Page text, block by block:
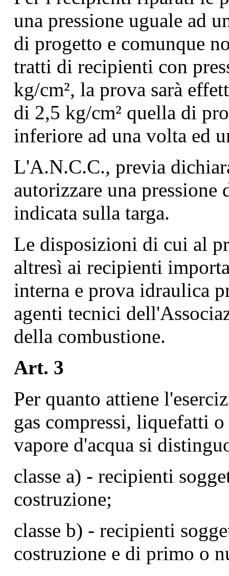
una pressione uguale ad
di progetto e comunque
tratti di recipienti con
kg/cm², la prova sarà
di 2,5 kg/cm² quella di
inferiore ad una volta ed
L'A.N.C.C., previa
autorizzare una
indicata sulla targa.
Le disposizioni di cui al
altresì ai recipienti
interna e prova idraulica
agenti tecnici
della combustione.
Art. 3
Per quanto attiene
gas compressi, liquefatti
vapore d'acqua si
classe a) - recipienti
costruzione;
classe b) - recipienti
costruzione e di primo o